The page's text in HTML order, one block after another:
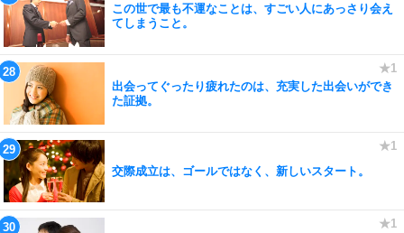
この世で最も不運なことは、すごい人にあっさり会え
てしまうこと。
出会ってぐったり疲れたのは、充実した出会いができ
た証拠。
交際成立は、ゴールではなく、新しいスタート。